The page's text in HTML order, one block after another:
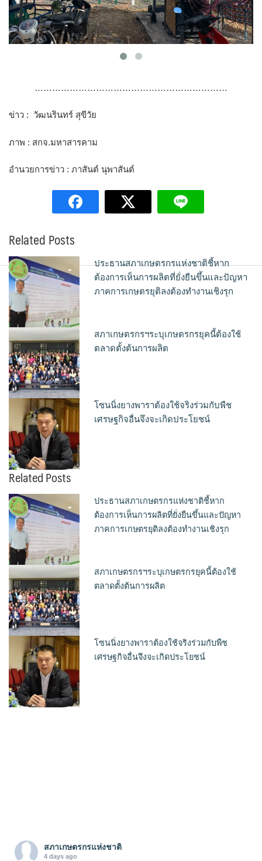
…………………………………………………………
ข่าว : วัฒนรินทร์ สุขีวัย
ภาพ : สกจ.มหาสารคาม
อำนวยการข่าว : ภาสันต์ นุพาสันต์
Related Posts
ประธานสภาเกษตรกรแห่งชาติชี้หาก
ต้องการเห็นการผลิตที่ยั่งยืนขึ้นและปัญหา
ภาคการเกษตรยุติลงต้องทำงานเชิงรุก
สภาเกษตรกรฯระบุเกษตรกรยุคนี้ต้องใช้
ตลาดตั้งต้นการผลิต
โซนนิ่งยางพาราต้องใช้จริงร่วมกับพืช
เศรษฐกิจอื่นจึงจะเกิดประโยชน์
Related Posts
ประธานสภาเกษตรกรแห่งชาติชี้หาก
ต้องการเห็นการผลิตที่ยั่งยืนขึ้นและปัญหา
ภาคการเกษตรยุติลงต้องทำงานเชิงรุก
สภาเกษตรกรฯระบุเกษตรกรยุคนี้ต้องใช้
ตลาดตั้งต้นการผลิต
โซนนิ่งยางพาราต้องใช้จริงร่วมกับพืช
เศรษฐกิจอื่นจึงจะเกิดประโยชน์
สภาเกษตรกรแห่งชาติ
4 days ago